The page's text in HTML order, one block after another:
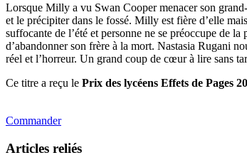
Lorsque Milly a vu Swan Cooper menacer son
et le précipiter dans le fossé. Milly est fière d’elle
suffocante de l’été et personne ne se préoccupe de
d’abandonner son frère à la mort. Nastasia Rugani
réel et l’horreur. Un grand coup de cœur à lire sans
Ce titre a reçu le Prix des lycéens Effets de Pages
Commander
Articles reliés